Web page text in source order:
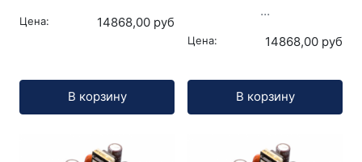
Цена: 14868,00 руб
В корзину
...
Цена: 14868,00 руб
В корзину